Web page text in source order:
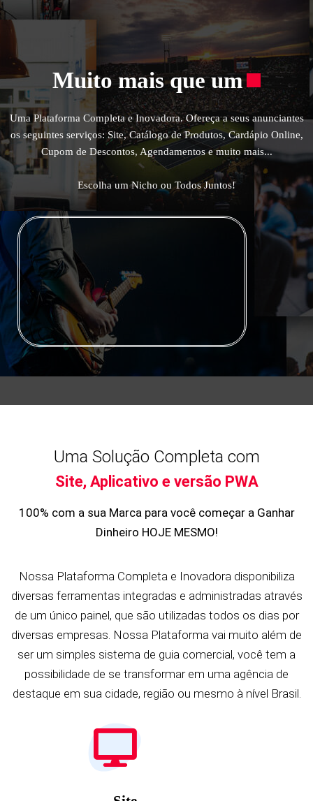
Muito mais que um
Uma Plataforma Completa e Inovadora. Ofereça a seus anunciantes
os seguintes serviços: Site, Catálogo de Produtos, Cardápio Online,
Cupom de Descontos, Agendamentos e muito mais...
Escolha um Nicho ou Todos Juntos!
Uma Solução Completa com
Site, Aplicativo e versão PWA
100% com a sua Marca para você começar a Ganhar
Dinheiro HOJE MESMO!
Nossa Plataforma Completa e Inovadora disponibiliza
diversas ferramentas integradas e administradas através
de um único painel, que são utilizadas todos os dias por
diversas empresas. Nossa Plataforma vai muito além de
ser um simples sistema de guia comercial, você tem a
possibilidade de se transformar em uma agência de
destaque em sua cidade, região ou mesmo à nível Brasil.